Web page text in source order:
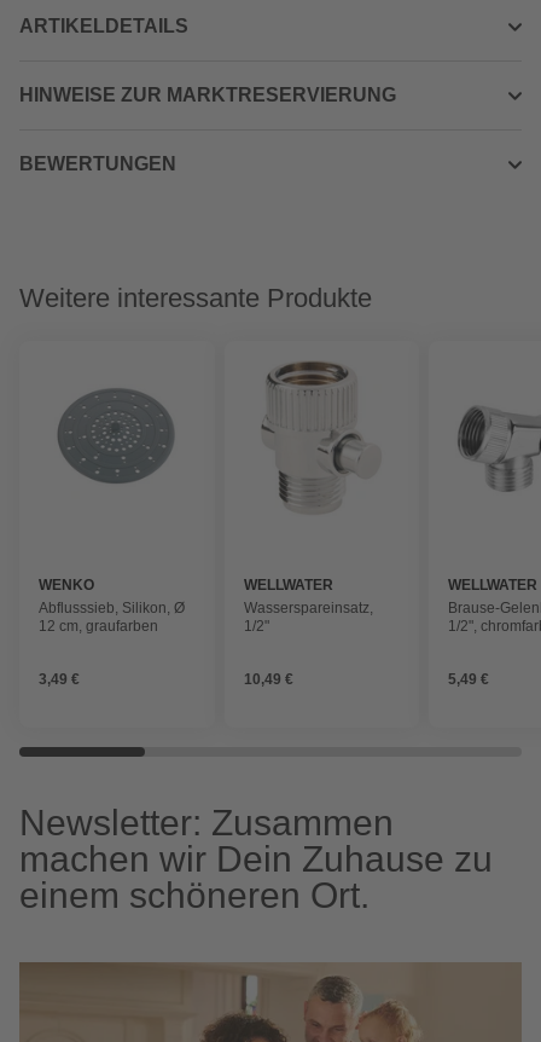
ARTIKELDETAILS
HINWEISE ZUR MARKTRESERVIERUNG
BEWERTUNGEN
Weitere interessante Produkte
WENKO
Abflusssieb, Silikon, Ø
12 cm, graufarben
3,49 €
WELLWATER
Wasserspareinsatz,
1/2"
10,49 €
WELLWATER
Brause-
1/2",
5,49 €
Newsletter: Zusammen
machen wir Dein Zuhause zu
einem schöneren Ort.